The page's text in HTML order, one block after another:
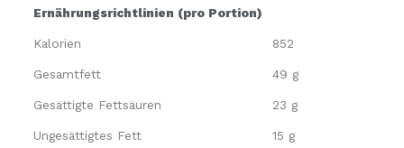
Ernährungsrichtlinien (pro Portion)
Kalorien 852
Gesamtfett 49 g
Gesättigte Fettsäuren 23 g
Ungesättigtes Fett 15 g